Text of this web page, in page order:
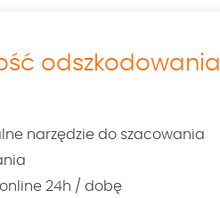
odszkodowania
narzędzie do szacowania
24h / dobę